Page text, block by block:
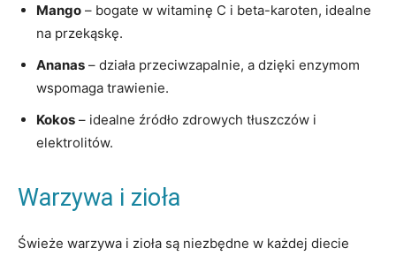
Mango ⁢– bogate w witaminę C i beta-karoten, idealne⁤
na przekąskę.
Ananas – działa przeciwzapalnie, ​a dzięki ‍enzymom
wspomaga trawienie.
Kokos – ​idealne źródło zdrowych ​tłuszczów i
elektrolitów.
Warzywa i zioła
Świeże warzywa i​ zioła są niezbędne w każdej diecie